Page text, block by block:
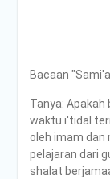
Bacaan
Tanya: Apakah
waktu i'tidal
oleh imam dan
pelajaran dari
shalat